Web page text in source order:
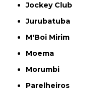
Jockey Club
Jurubatuba
M'Boi Mirim
Moema
Morumbi
Parelheiros